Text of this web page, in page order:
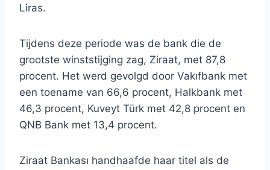
Liras.
Tijdens deze periode was de bank die de
grootste winststijging zag, Ziraat, met 87,8
procent. Het werd gevolgd door Vakıfbank met
een toename van 66,6 procent, Halkbank met
46,3 procent, Kuveyt Türk met 42,8 procent en
QNB Bank met 13,4 procent.
Ziraat Bankası handhaafde haar titel als de